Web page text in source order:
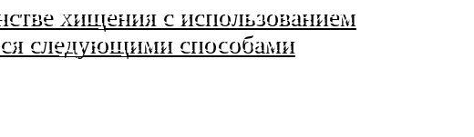
хищения с использованием
следующими способами